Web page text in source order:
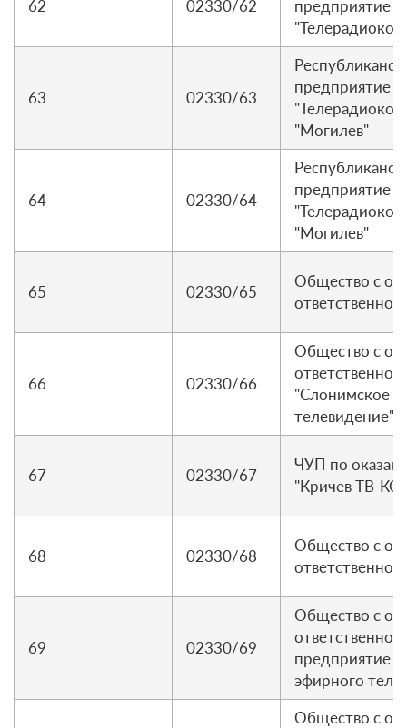
62 02330/62
предприятие
63 02330/63
предприятие
"Могилев"
64 02330/64
предприятие
"Могилев"
65 02330/65
Общество с
66 02330/66
Общество с
"Слонимское
телевидение"
67 02330/67
ЧУП по
"Кричев ТВ-
68 02330/68
Общество с
69 02330/69
Общество с
предприятие
эфирного
Общество с